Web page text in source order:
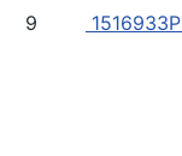
9 1516933P